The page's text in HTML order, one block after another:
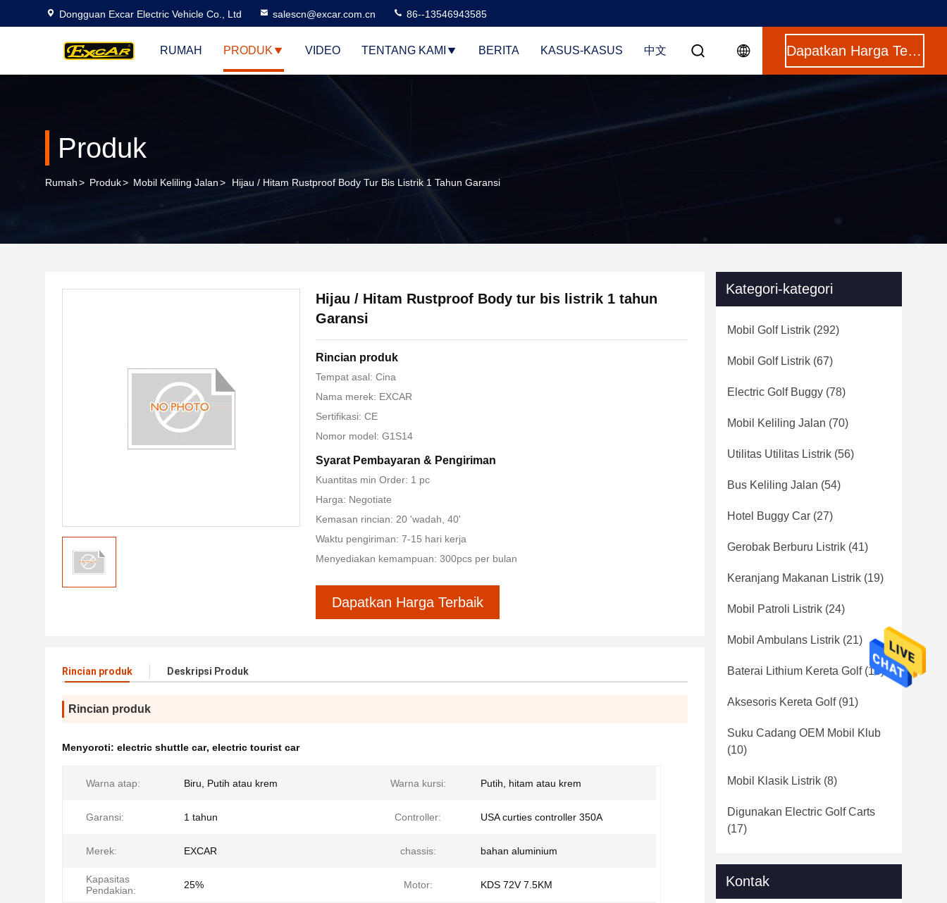
Dongguan Excar Electric Vehicle Co., Ltd salescn@excar.com.cn 86--13546943585
RUMAH PRODUK VIDEO TENTANG KAMI BERITA KASUS-KASUS 中文 Dapatkan Harga Terbaik
Produk
Rumah> Produk> Mobil Keliling Jalan> Hijau / Hitam Rustproof Body Tur Bis Listrik 1 Tahun Garansi
Hijau / Hitam Rustproof Body tur bis listrik 1 tahun
Garansi
Rincian produk
Tempat asal: Cina
Nama merek: EXCAR
Sertifikasi: CE
Nomor model: G1S14
Syarat Pembayaran & Pengiriman
Kuantitas min Order: 1 pc
Harga: Negotiate
Kemasan rincian: 20 'wadah, 40'
Waktu pengiriman: 7-15 hari kerja
Menyediakan kemampuan: 300pcs per bulan
Dapatkan Harga Terbaik
Rincian produk Deskripsi Produk
Rincian produk
Menyoroti: electric shuttle car, electric tourist car
Warna atap: Biru, Putih atau krem Warna kursi: Putih, hitam atau krem
Garansi: 1 tahun Controller: USA curties controller 350A
Merek: EXCAR chassis: bahan aluminium
Kapasitas
Pendakian:
25% Motor: KDS 72V 7.5KM
Kategori-kategori
Mobil Golf Listrik (292)
Mobil Golf Listrik (67)
Electric Golf Buggy (78)
Mobil Keliling Jalan (70)
Utilitas Utilitas Listrik (56)
Bus Keliling Jalan (54)
Hotel Buggy Car (27)
Gerobak Berburu Listrik (41)
Keranjang Makanan Listrik (19)
Mobil Patroli Listrik (24)
Mobil Ambulans Listrik (21)
Baterai Lithium Kereta Golf(16)
Aksesoris Kereta Golf(91)
Suku Cadang OEM Mobil Klub
(10)
Mobil Klasik Listrik (8)
Digunakan Electric Golf Carts
(17)
Kontak